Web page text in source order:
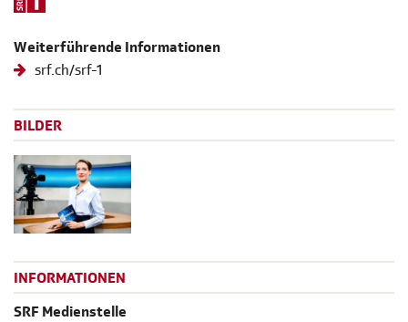
Weiterführende Informationen
srf.ch/srf-1
BILDER
INFORMATIONEN
SRF Medienstelle